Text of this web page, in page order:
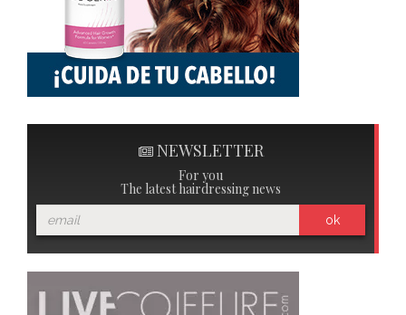
NEWSLETTER
For you
The latest hairdressing news
ok